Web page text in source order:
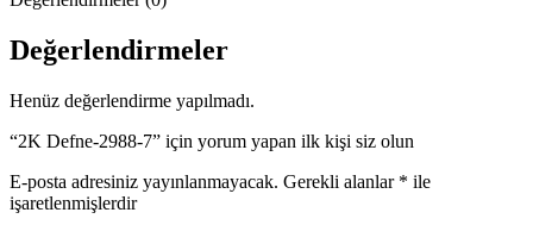
Değerlendirmeler
Henüz değerlendirme yapılmadı.
“2K Defne-2988-7” için yorum yapan ilk kişi siz olun
E-posta adresiniz yayınlanmayacak. Gerekli alanlar * ile
işaretlenmişlerdir